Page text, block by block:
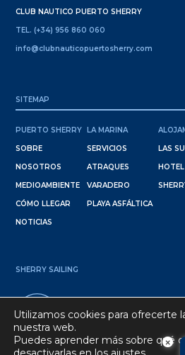
CLUB NAUTICO PUERTO SHERRY
TEL. (+34) 956 860 060
info@clubnauticopuertosherry.com
SITEMAP
PUERTO SHERRY
SOBRE
NOSOTROS
MEDIOAMBIENTE
CÓMO LLEGAR
NOTICIAS
LA MARINA
SERVICIOS
ATRAQUES
VARADERO
PLAYA ASFÁLTICA
LAS
SHERRY SAILING
36º 34' 38" N
6º 15' 15 " W
Utilizamos cookies para ofrecerte
nuestra web.
Puedes aprender más sobre qué
×